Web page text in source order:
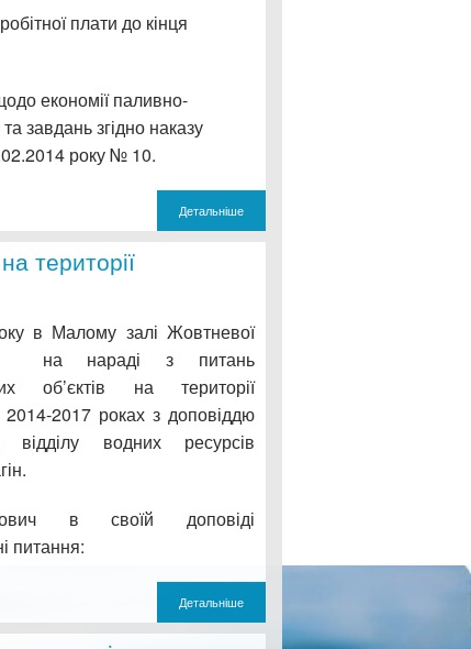
плати до кінця
економії паливно-
завдань згідно наказу
року № 10.
Детальніше
території
в Малому залі Жовтневої
на нараді з питань
об’єктів на території
2017 роках з доповіддю
відділу водних ресурсів
в своїй доповіді
питання:
Детальніше